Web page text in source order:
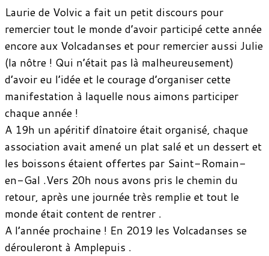
Laurie de Volvic a fait un petit discours pour
remercier tout le monde d’avoir participé cette année
encore aux Volcadanses et pour remercier aussi Julie
(la nôtre ! Qui n’était pas là malheureusement)
d’avoir eu l’idée et le courage d’organiser cette
manifestation à laquelle nous aimons participer
chaque année !
A 19h un apéritif dînatoire était organisé, chaque
association avait amené un plat salé et un dessert et
les boissons étaient offertes par Saint-Romain-
en-Gal .Vers 20h nous avons pris le chemin du
retour, après une journée très remplie et tout le
monde était content de rentrer .
A l’année prochaine ! En 2019 les Volcadanses se
dérouleront à Amplepuis .